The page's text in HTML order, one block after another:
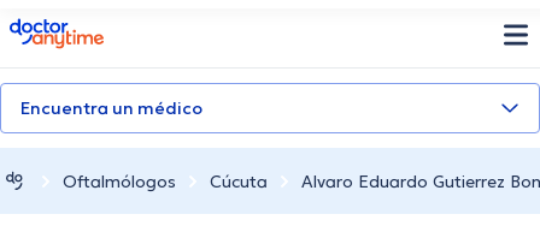
doctoranytime
Encuentra un médico
Oftalmólogos Cúcuta Alvaro Eduardo Gutierrez